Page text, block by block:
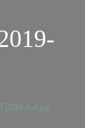
full.jpg